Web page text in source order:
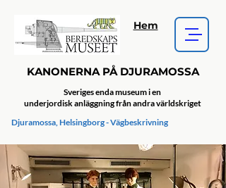
KANONERNA PÅ DJURAMOSSA
Djuramossa, Helsingborg - Vägbeskrivning
Sveriges enda museum i en
underjordisk anläggning från andra världskriget
Hem